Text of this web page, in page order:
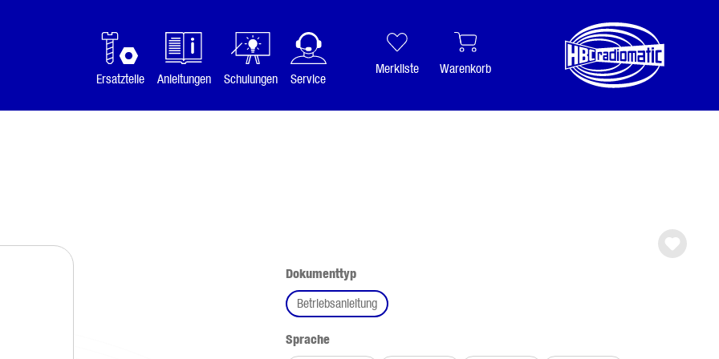
Ersatzteile
Anleitungen Schulungen Service
Merkliste Warenkorb
Dokumenttypauswählen
Betriebsanleitung
Spracheauswählen